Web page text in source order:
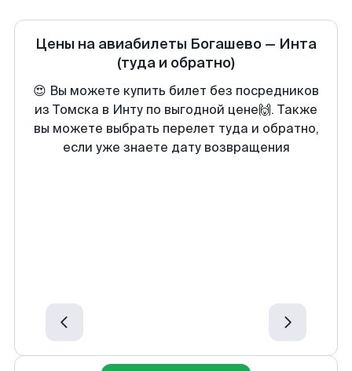
Цены на авиабилеты Богашево — Инта
(туда и обратно)
😍 Вы можете купить билет без посредников
из Томска в Инту по выгодной цене🙌. Также
вы можете выбрать перелет туда и обратно,
если уже знаете дату возвращения